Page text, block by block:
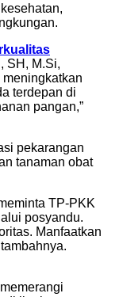
SH, M.Si,
terdepan di
pangan,”
pekarangan
tanaman obat
TP-PKK
posyandu.
Manfaatkan